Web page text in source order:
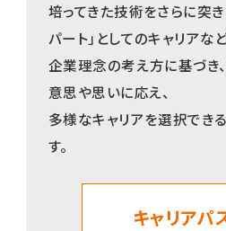
培ってきた技術をさらに突
パート」としてのキャリアなど
企業理念の考え方に基づき
意思や思いに応え、
多様なキャリアを選択でき
す。
キャリアパ